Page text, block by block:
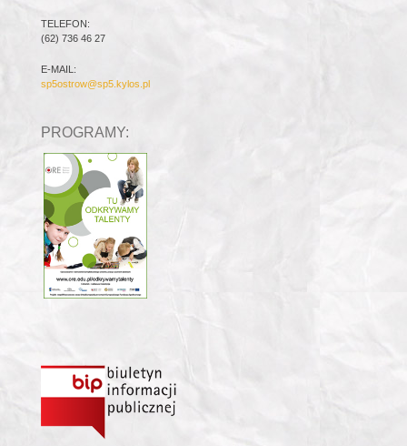
TELEFON:
(62) 736 46 27
E-MAIL:
sp5ostrow@sp5.kylos.pl
PROGRAMY: